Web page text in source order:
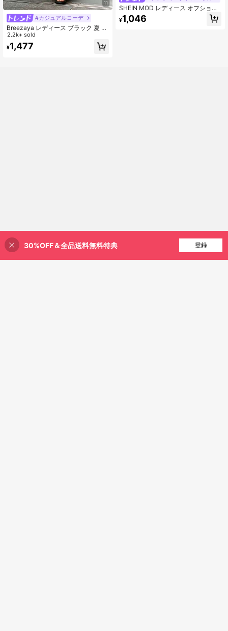
11
#カジュアルコーデ
Breezaya レディース ブラック 夏 カ
ジュアル ゆったり ハイウエスト ワ
イドレッグ 無地パンツ、バケーショ
ン、休日、通勤、日常着、パーティ
2.2k+ sold
¥1,477
SHEIN MOD レディース オフショル
ダー ギャザー入り 花柄 エレガント
ウエストシェイプ パーティードレス
¥1,046
25% 割引！ 買い物かごに追加
30%OFF＆全品送料無料特典 登録